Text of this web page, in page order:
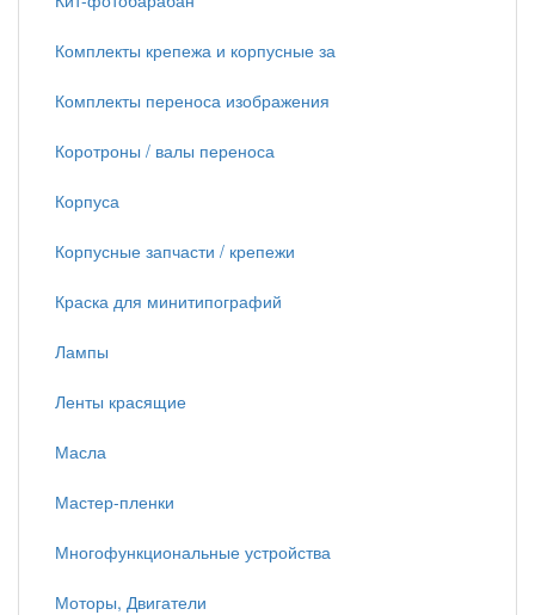
Комплекты крепежа и корпусные за
Комплекты переноса изображения
Коротроны / валы переноса
Корпуса
Корпусные запчасти / крепежи
Краска для минитипографий
Лампы
Ленты красящие
Масла
Мастер-пленки
Многофункциональные устройства
Моторы, Двигатели